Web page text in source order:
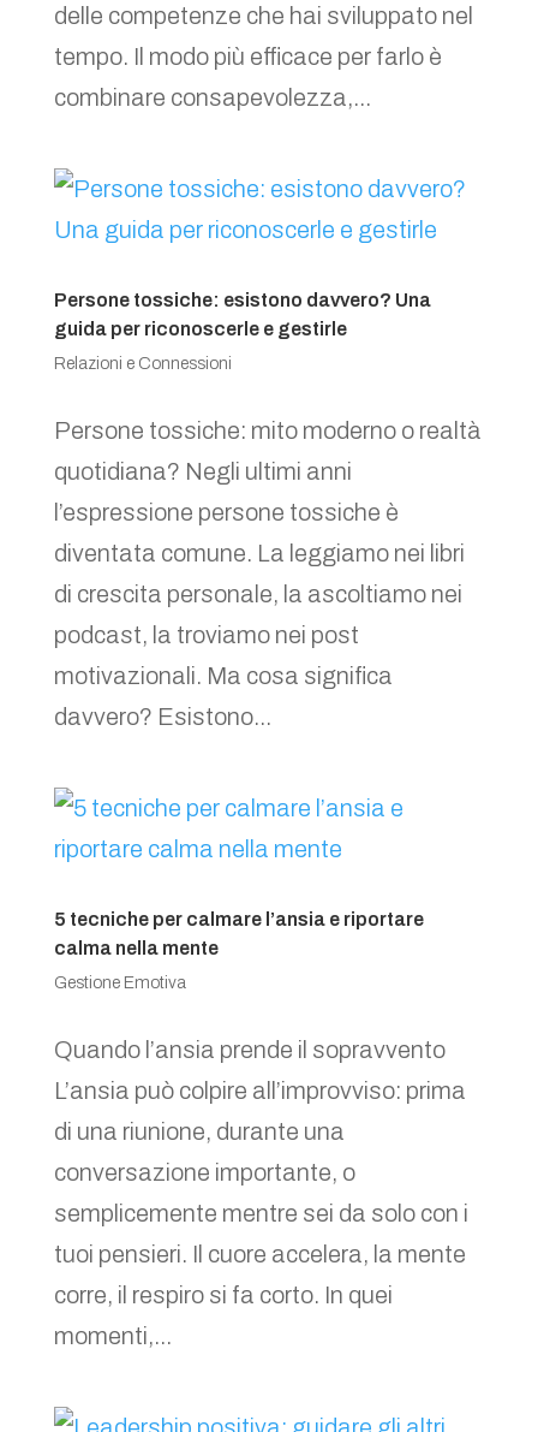
delle competenze che hai sviluppato nel
tempo. Il modo più efficace per farlo è
combinare consapevolezza,...
Persone tossiche: esistono davvero? Una
guida per riconoscerle e gestirle
Relazioni e Connessioni
Persone tossiche: mito moderno o realtà
quotidiana? Negli ultimi anni
l’espressione persone tossiche è
diventata comune. La leggiamo nei libri
di crescita personale, la ascoltiamo nei
podcast, la troviamo nei post
motivazionali. Ma cosa significa
davvero? Esistono...
5 tecniche per calmare l’ansia e riportare
calma nella mente
Gestione Emotiva
Quando l’ansia prende il sopravvento
L’ansia può colpire all’improvviso: prima
di una riunione, durante una
conversazione importante, o
semplicemente mentre sei da solo con i
tuoi pensieri. Il cuore accelera, la mente
corre, il respiro si fa corto. In quei
momenti,...